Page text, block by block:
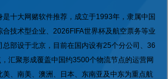
十大网赌软件推荐，成立于1993年，隶属中国
技术型企业、2026FIFA世界杯及航空票务等业
部设于北京，目前在国内设有25个分公司、36
汇聚形成覆盖中国约3500个物流节点的运营网
、南美、澳洲、日本、东南亚及中东为重点航